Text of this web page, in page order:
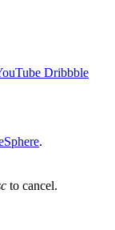
Dribbble
.
to cancel.